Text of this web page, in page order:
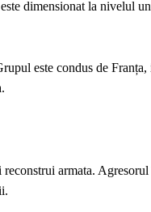
dimensionat la nivelul
este condus de
armata.